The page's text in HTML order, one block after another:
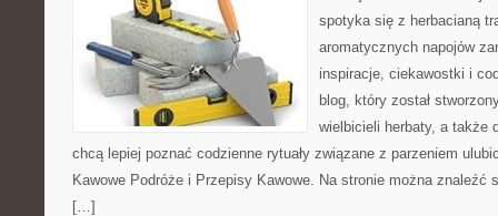
spotyka się z herbacianą
aromatycznych napojów
inspiracje, ciekawostki i
blog, który został
wielbicieli herbaty, a także
chcą lepiej poznać codzienne rytuały związane z parzeniem
Kawowe Podróże i Przepisy Kawowe. Na stronie można znaleźć
[…]